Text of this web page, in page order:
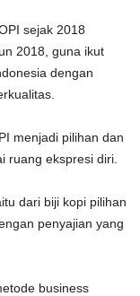
sejak 2018
2018, guna ikut
dengan
menjadi pilihan dan
ruang ekspresi diri.
dari biji kopi pilihan
penyajian yang
business